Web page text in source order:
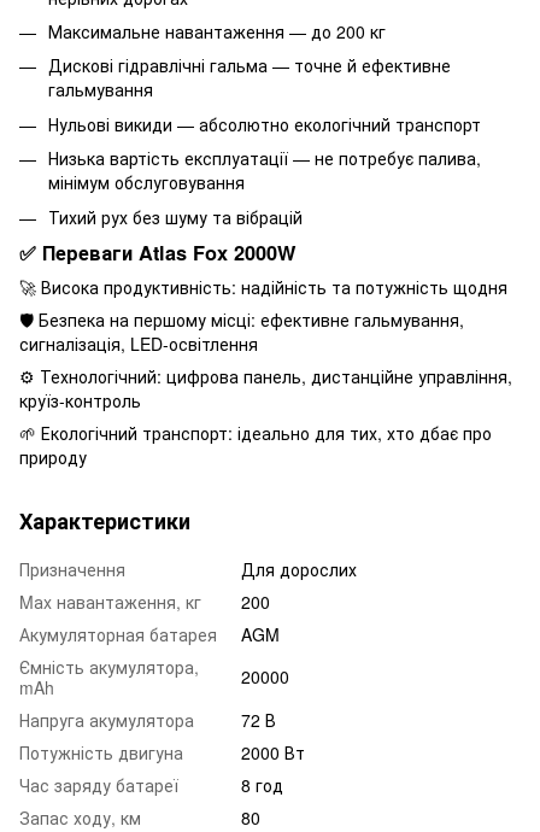
Максимальне навантаження — до 200 кг
Дискові гідравлічні гальма — точне й ефективне
гальмування
Нульові викиди — абсолютно екологічний транспорт
Низька вартість експлуатації — не потребує палива,
мінімум обслуговування
Тихий рух без шуму та вібрацій
✅ Переваги Atlas Fox 2000W
🚀 Висока продуктивність: надійність та потужність щодня
🛡 Безпека на першому місці: ефективне гальмування,
сигналізація, LED-освітлення
⚙️ Технологічний: цифрова панель, дистанційне управління,
круїз-контроль
🌱 Екологічний транспорт: ідеально для тих, хто дбає про
природу
Характеристики
Призначення
Для дорослих
Mаx навантаження, кг
200
Акумуляторная батарея
AGM
Ємність акумулятора,
mAh
20000
Напруга акумулятора
72 В
Потужність двигуна
2000 Вт
Час заряду батареї
8 год
Запас ходу, км
80